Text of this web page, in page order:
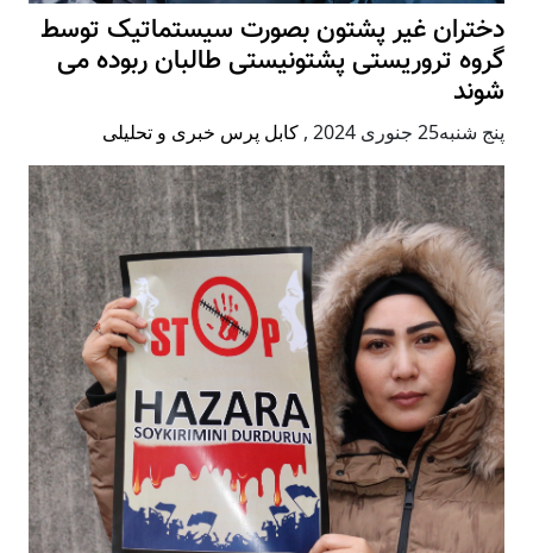
دختران غیر پشتون بصورت سیستماتیک توسط
گروه تروریستی پشتونیستی طالبان ربوده می
شوند
پنج شنبه25 جنوری 2024 , کابل پرس خبری و تحلیلی